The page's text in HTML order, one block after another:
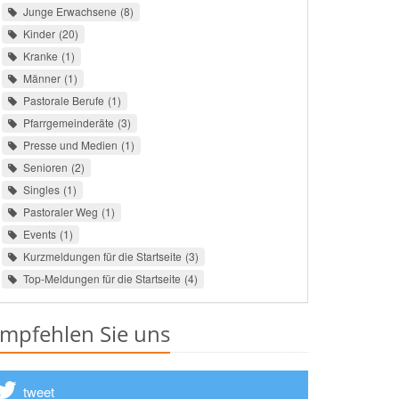
Junge Erwachsene 8
Kinder 20
Kranke 1
Männer 1
Pastorale Berufe 1
Pfarrgemeinderäte 3
Presse und Medien 1
Senioren 2
Singles 1
Pastoraler Weg 1
Events 1
Kurzmeldungen für die Startseite 3
Top-Meldungen für die Startseite 4
Sie uns
tweet